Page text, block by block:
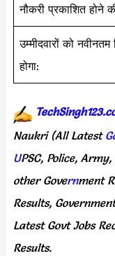
नौकरी प्रकाशित होने
उम्मीदवारों को नवीनतम
होगा:
Naukri (All Latest
UPSC, Police, Army,
other Government
Results, Government
Latest Govt Jobs
Results.